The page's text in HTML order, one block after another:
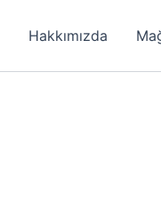
Hakkımızda